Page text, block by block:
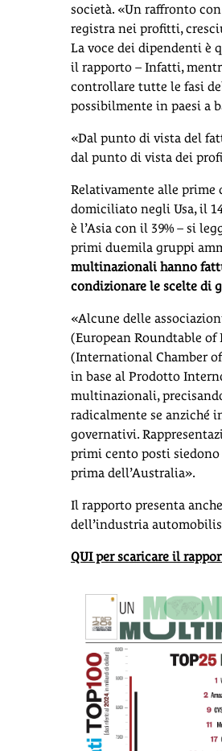
società. «Un raffronto
registra nei profitti,
La voce dei dipendenti è
il rapporto – Infatti,
controllare tutte le fasi
possibilmente in paesi a
«Dal punto di vista del
dal punto di vista dei
Relativamente alle prime
domiciliato negli Usa, il
è l’Asia con il 39% – si
primi duemila gruppi
multinazionali hanno
condizionare le scelte di
«Alcune delle
(European Roundtable of
(International Chamber
in base al Prodotto
multinazionali,
radicalmente se anziché
governativi.
primi cento posti
prima dell’Australia».
Il rapporto presenta
dell’industria
QUI per scaricare il